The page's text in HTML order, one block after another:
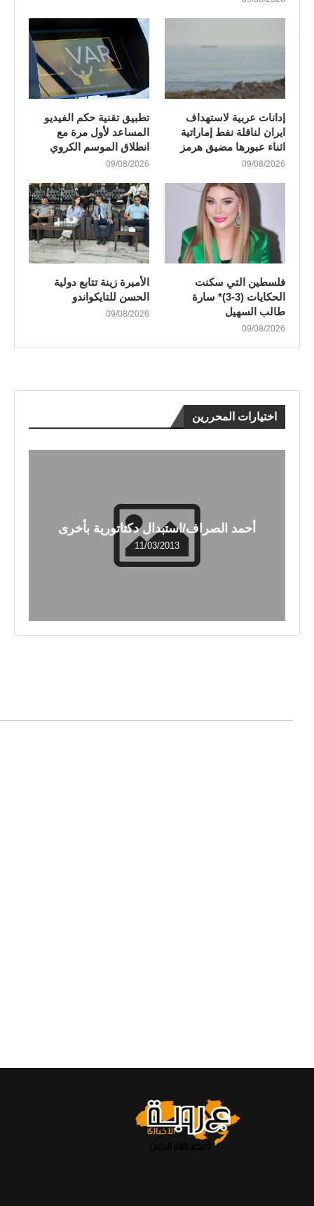
إدانات عربية لاستهداف
ايران لناقلة نفط إماراتية
اثناء عبورها مضيق هرمز
09/08/2026
تطبيق تقنية حكم الفيديو
المساعد لأول مرة مع
انطلاق الموسم الكروي
09/08/2026
فلسطين التي سكنت
الحكايات (3-3)* سارة
طالب السهيل
09/08/2026
الأميرة زينة تتابع دولية
الحسن للتايكواندو
09/08/2026
اختيارات المحررين
أحمد الصراف/استبدال دكتاتورية بأخرى
11/03/2013